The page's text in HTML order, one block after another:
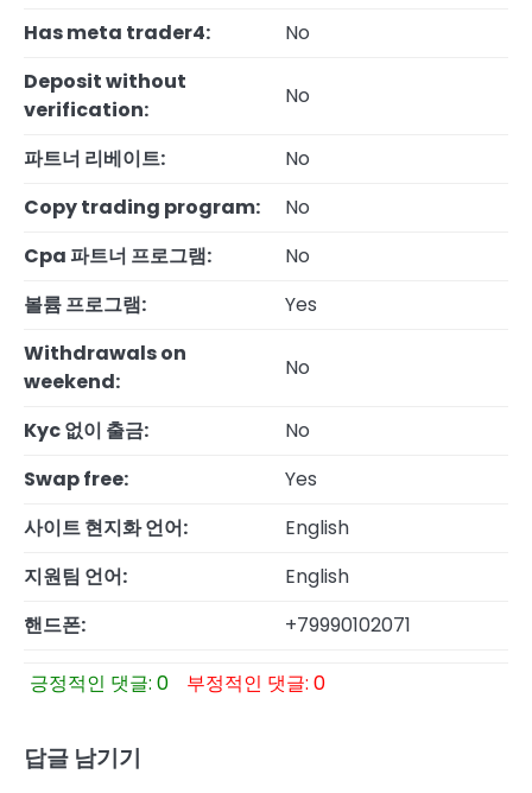
Has meta trader4:
No
Deposit without
verification:
No
파트너 리베이트:
No
Copy trading program:
No
Cpa 파트너 프로그램:
No
볼륨 프로그램:
Yes
Withdrawals on
weekend:
No
Kyc 없이 출금:
No
Swap free:
Yes
사이트 현지화 언어:
English
지원팀 언어:
English
핸드폰:
+79990102071
긍정적인 댓글: 0 부정적인 댓글: 0
답글 남기기